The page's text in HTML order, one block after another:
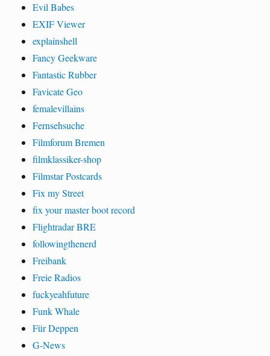
Evil Babes
EXIF Viewer
explainshell
Fancy Geekware
Fantastic Rubber
Favicate Geo
femalevillains
Fernsehsuche
Filmforum Bremen
filmklassiker-shop
Filmstar Postcards
Fix my Street
fix your master boot record
Flightradar BRE
followingthenerd
Freibank
Freie Radios
fuckyeahfuture
Funk Whale
Für Deppen
G-News